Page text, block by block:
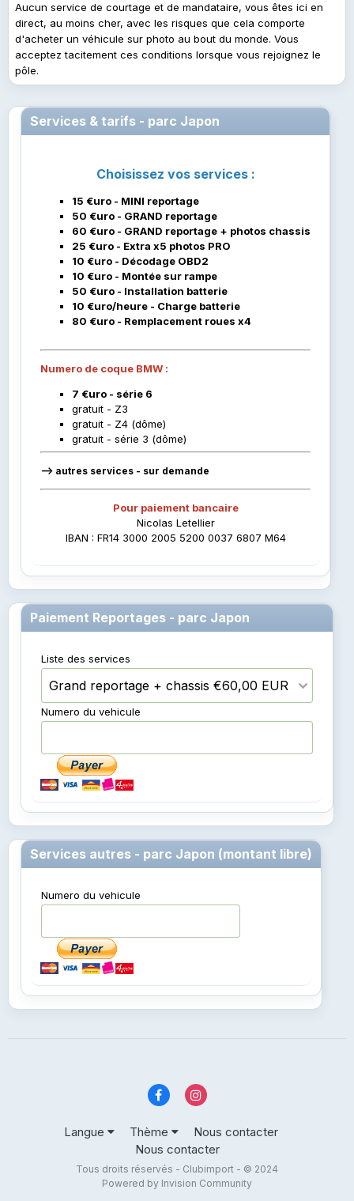
Aucun service de courtage et de mandataire, vous êtes ici en
direct, au moins cher, avec les risques que cela comporte
d'acheter un véhicule sur photo au bout du monde. Vous
acceptez tacitement ces conditions lorsque vous rejoignez le
pôle.
Services & tarifs - parc Japon
Choisissez vos services :
15 €uro - MINI reportage
50 €uro - GRAND reportage
60 €uro - GRAND reportage + photos chassis
25 €uro - Extra x5 photos PRO
10 €uro - Décodage OBD2
10 €uro - Montée sur rampe
50 €uro - Installation batterie
10 €uro/heure - Charge batterie
80 €uro - Remplacement roues x4
Numero de coque BMW :
7 €uro - série 6
gratuit - Z3
gratuit - Z4 (dôme)
gratuit - série 3 (dôme)
--> autres services - sur demande
Pour paiement bancaire
Nicolas Letellier
IBAN : FR14 3000 2005 5200 0037 6807 M64
Paiement Reportages - parc Japon
Liste des services
Numero du vehicule
Services autres - parc Japon (montant libre)
Numero du vehicule
Langue Thème
Nous contacter
Nous contacter
Tous droits réservés - Clubimport - © 2024
Powered by Invision Community